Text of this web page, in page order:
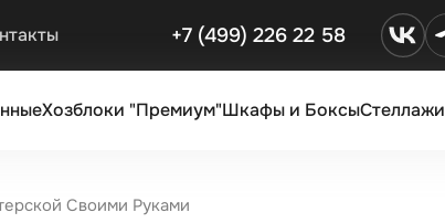
+7 (499) 226 22 58
Хозблоки "Премиум"Шкафы и БоксыСтеллажи
Своими Руками